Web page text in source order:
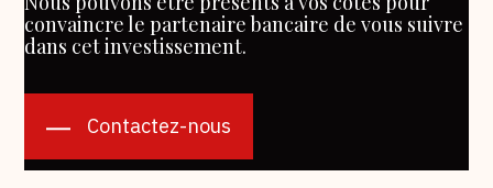
convaincre le partenaire bancaire de vous suivre
dans cet investissement.
Contactez-nous